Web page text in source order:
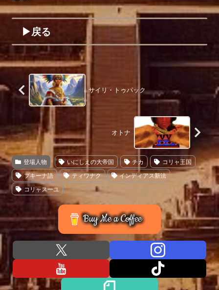
▶︎戻る
サイリ・トゥパック
オトナ
登場人物 いにしえの大帝国 チカ コリャ王国
プキーナ語 ティワナク
インディアス新法
コリャスーユ
Buy Me a Coffee